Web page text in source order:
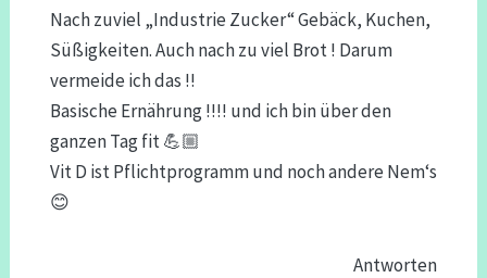
Nach zuviel „Industrie Zucker“ Gebäck, Kuchen,
Süßigkeiten. Auch nach zu viel Brot ! Darum
vermeide ich das !!
Basische Ernährung !!!! und ich bin über den
ganzen Tag fit 💪🏼
Vit D ist Pflichtprogramm und noch andere Nem‘s
😊
Antworten